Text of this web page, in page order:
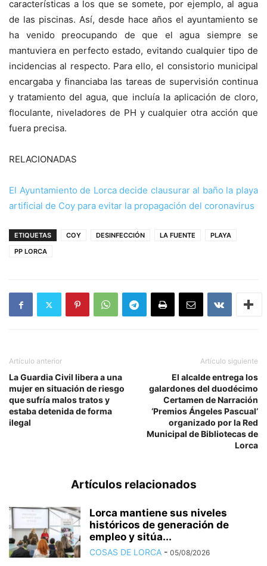
características a los que se somete, por ejemplo, al agua
de las piscinas. Así, desde hace años el ayuntamiento se
ha venido preocupando de que el agua siempre se
mantuviera en perfecto estado, evitando cualquier tipo de
incidencias al respecto. Para ello, el consistorio municipal
encargaba y financiaba las tareas de supervisión continua
y tratamiento del agua, que incluía la aplicación de cloro,
floculante, niveladores de PH y cualquier otra acción que
fuera precisa.
RELACIONADAS
El Ayuntamiento de Lorca decide clausurar al baño la playa
artificial de Coy para evitar la propagación del coronavirus
ETIQUETAS COY DESINFECCIÓN LA FUENTE
PLAYA
PP LORCA
Artículo anterior
La Guardia Civil libera a una
mujer en situación de riesgo
que sufría malos tratos y
estaba detenida de forma
ilegal
Artículo siguiente
El alcalde entrega los
galardones del duodécimo
Certamen de Narración
‘Premios Ángeles Pascual’
organizado por la Red
Municipal de Bibliotecas de
Lorca
Artículos relacionados
Lorca mantiene sus niveles
históricos de generación de
empleo y sitúa...
COSAS DE LORCA - 05/08/2026